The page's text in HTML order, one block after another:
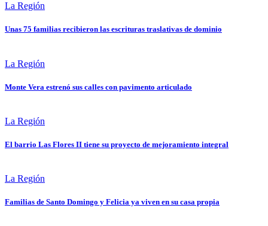
La Región
Unas 75 familias recibieron las escrituras traslativas de dominio
La Región
Monte Vera estrenó sus calles con pavimento articulado
La Región
El barrio Las Flores II tiene su proyecto de mejoramiento integral
La Región
Familias de Santo Domingo y Felicia ya viven en su casa propia